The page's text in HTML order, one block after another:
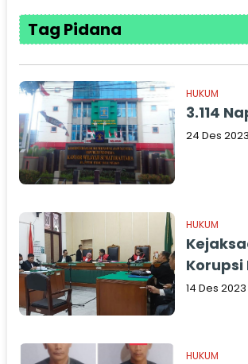
Tag Pidana
HUKUM
3.114
24 Des
HUKUM
Korupsi
14 Des 2023
HUKUM